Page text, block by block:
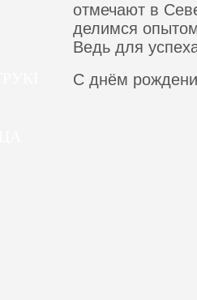
отмечают в
делимся
Ведь для
С днём